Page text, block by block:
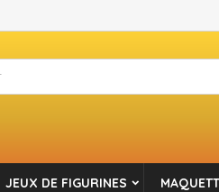
JEUX DE FIGURINES
liste
d'envies
pour ajouter des produits à